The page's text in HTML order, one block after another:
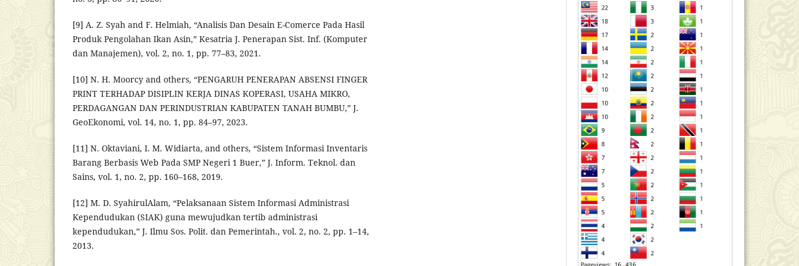
[9] A. Z. Syah and F. Helmiah, “Analisis Dan Desain E-Comerce Pada Hasil
Produk Pengolahan Ikan Asin,” Kesatria J. Penerapan Sist. Inf. (Komputer
dan Manajemen), vol. 2, no. 1, pp. 77–83, 2021.
[10] N. H. Moorcy and others, “PENGARUH PENERAPAN ABSENSI FINGER
PRINT TERHADAP DISIPLIN KERJA DINAS KOPERASI, USAHA MIKRO,
PERDAGANGAN DAN PERINDUSTRIAN KABUPATEN TANAH BUMBU,” J.
GeoEkonomi, vol. 14, no. 1, pp. 84–97, 2023.
[11] N. Oktaviani, I. M. Widiarta, and others, “Sistem Informasi Inventaris
Barang Berbasis Web Pada SMP Negeri 1 Buer,” J. Inform. Teknol. dan
Sains, vol. 1, no. 2, pp. 160–168, 2019.
[12] M. D. SyahirulAlam, “Pelaksanaan Sistem Informasi Administrasi
Kependudukan (SIAK) guna mewujudkan tertib administrasi
kependudukan,” J. Ilmu Sos. Polit. dan Pemerintah., vol. 2, no. 2, pp. 1–14,
2013.